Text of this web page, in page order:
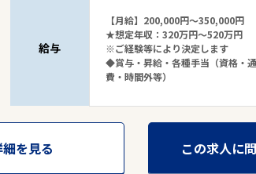
給与
【月給】200,000円～350,000円
★想定年収：320万円～520万円
※ご経験等により決定します
◆賞与・昇給・各種手当（資格・
費・時間外等）
を見る この求人に